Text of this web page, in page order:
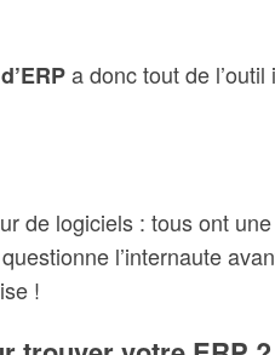
a donc tout de
de logiciels : tous ont
l’internaute
!